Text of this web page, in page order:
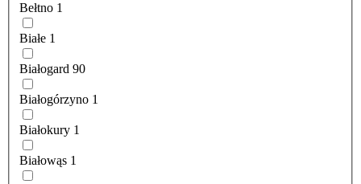
Bełtno 1
Białe 1
Białogard 90
Białogórzyno 1
Białokury 1
Białowąs 1